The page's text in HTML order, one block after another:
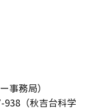
事務局）
（秋吉台科学